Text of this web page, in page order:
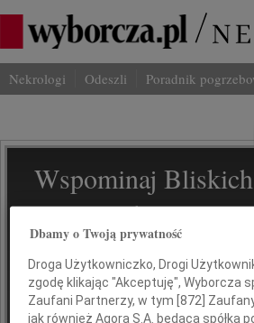
Nekrologi Odeszli Poradnik
Wspominaj Bliskich
Na Odeszli.pl
Jak ich zapamiętaliśmy? Serwis
odeszli.pl z Grupy Wyborcza, to
możliwość stworzenia unikalnego
wspomnienia. Dziel się nim z rodziną i
Dbamy o Twoją prywatność
Droga Użytkowniczko, Drogi
zgodę klikając "Akceptuję", Wyborcza
Zaufani Partnerzy, w tym [872 ]
jak również Agora S.A. będąca spółką